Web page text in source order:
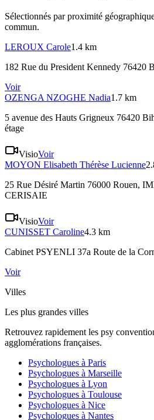
Sélectionnés par proximité
commun.
LEROUX Carole1.4 km
182 Rue du President Kennedy 76420
Voir
OZENGA NZOGHE Nadia1.7 km
5 avenue des Hauts Grigneux 76420
étage
VisioVoir
MOYON Elisabeth Thérèse Lucienne
25 Rue Désiré Martin 76000 Rouen,
CERISAIE
VisioVoir
CUNISSET Caroline4.3 km
Cabinet PSYENLI 37a Route de la
Voir
Villes
Les plus grandes villes
Retrouvez rapidement les psy
agglomérations françaises.
Psychologues à Paris
Psychologues à Marseille
Psychologues à Lyon
Psychologues à Toulouse
Psychologues à Nice
Psychologues à Nantes